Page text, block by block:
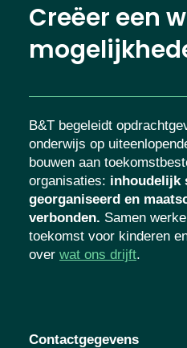
Creëer een
B&T begeleidt
onderwijs op
bouwen aan
organisaties: inhoudelijk
georganiseerd en
verbonden. Samen
toekomst voor kinderen
over wat ons drijft.
Contactgegevens